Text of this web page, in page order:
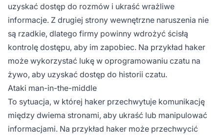
uzyskać dostęp do rozmów i ukraść wrażliwe
informacje. Z drugiej strony wewnętrzne naruszenia nie
są rzadkie, dlatego firmy powinny wdrożyć ścisłą
kontrolę dostępu, aby im zapobiec. Na przykład haker
może wykorzystać lukę w oprogramowaniu czatu na
żywo, aby uzyskać dostęp do historii czatu.
Ataki man-in-the-middle
To sytuacja, w której haker przechwytuje komunikację
między dwiema stronami, aby ukraść lub manipulować
informacjami. Na przykład haker może przechwycić